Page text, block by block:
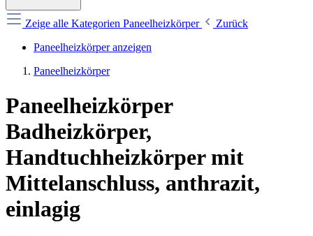
Zeige alle Kategorien Paneelheizkörper
Zurück
Paneelheizkörper anzeigen
Paneelheizkörper
Paneelheizkörper
Badheizkörper,
Handtuchheizkörper mit
Mittelanschluss, anthrazit,
einlagig